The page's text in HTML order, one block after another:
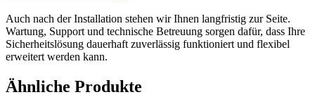
Auch nach der Installation stehen wir Ihnen langfristig zur Seite.
Wartung, Support und technische Betreuung sorgen dafür, dass Ihre
Sicherheitslösung dauerhaft zuverlässig funktioniert und flexibel
erweitert werden kann.
Ähnliche Produkte